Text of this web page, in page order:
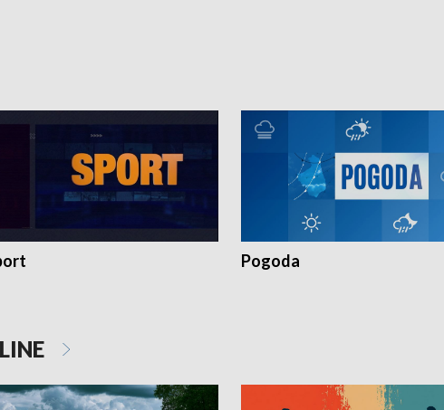
Pogoda